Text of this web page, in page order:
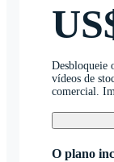
Desbloqueie
vídeos de
comercial.
O plano